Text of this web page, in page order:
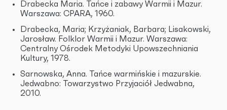
Drabecka Maria. Tańce i zabawy Warmii i Mazur.
Warszawa: CPARA, 1960.
Drabecka, Maria; Krzyżaniak, Barbara; Lisakowski,
Jarosław. Folklor Warmii i Mazur. Warszawa:
Centralny Ośrodek Metodyki Upowszechniania
Kultury, 1978.
Sarnowska, Anna. Tańce warmińskie i mazurskie.
Jedwabno: Towarzystwo Przyjaciół Jedwabna,
2010.